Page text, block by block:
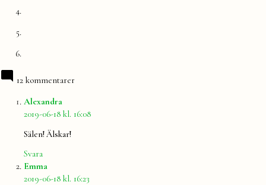
12 kommentarer
Alexandra
2019-06-18 kl. 16:08
Sälen! Älskar!
Svara
Emma
2019-06-18 kl. 16:23